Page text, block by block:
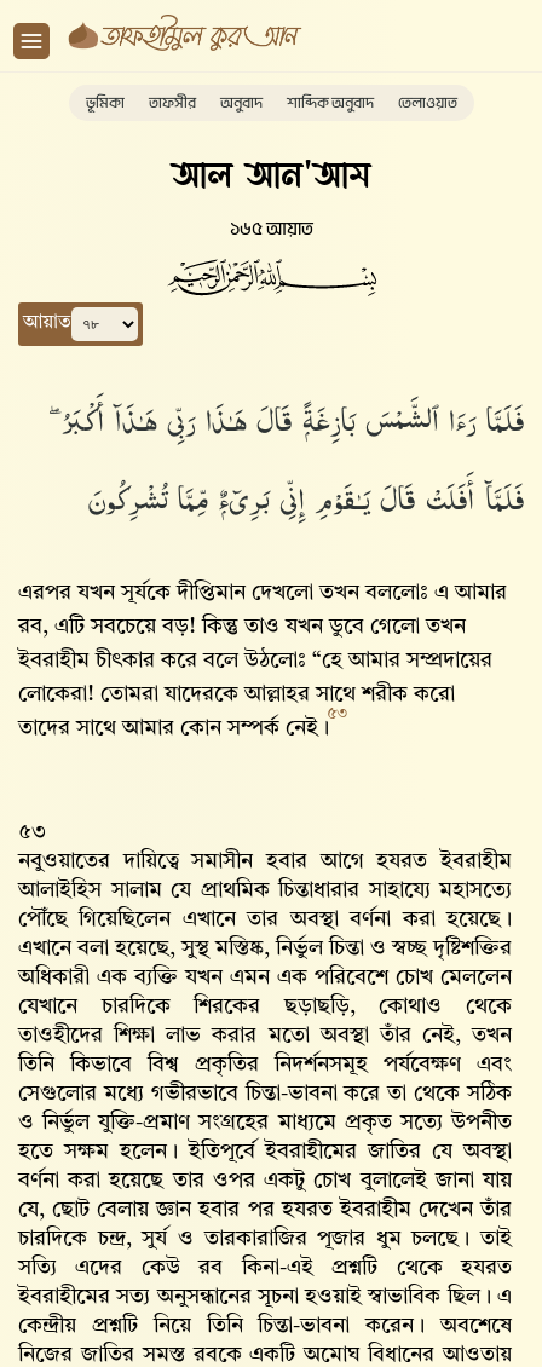
ভূমিকা তাফসীর অনুবাদ শাব্দিক অনুবাদ তেলাওয়াত
আল আন'আম
১৬৫ আয়াত
আয়াত
فَلَمَّا رَءَا ٱلشَّمْسَ بَازِغَةًۭ قَالَ هَـٰذَا رَبِّى هَـٰذَآ أَكْبَرُ ۖ
فَلَمَّآ أَفَلَتْ قَالَ يَـٰقَوْمِ إِنِّى بَرِىٓءٌۭ مِّمَّا تُشْرِكُونَ
এরপর যখন সূর্যকে দীপ্তিমান দেখলো তখন বললোঃ এ আমার
রব, এটি সবচেয়ে বড়! কিন্তু তাও যখন ডুবে গেলো তখন
ইবরাহীম চীৎকার করে বলে উঠলোঃ “হে আমার সম্প্রদায়ের
লোকেরা! তোমরা যাদেরকে আল্লাহর সাথে শরীক করো
তাদের সাথে আমার কোন সম্পর্ক নেই।
৫৩
৫৩
নবুওয়াতের দায়িত্বে সমাসীন হবার আগে হযরত ইবরাহীম
আলাইহিস সালাম যে প্রাথমিক চিন্তাধারার সাহায্যে মহাসত্যে
পৌঁছে গিয়েছিলেন এখানে তার অবস্থা বর্ণনা করা হয়েছে।
এখানে বলা হয়েছে, সুস্থ মস্তিষ্ক, নির্ভুল চিন্তা ও স্বচ্ছ দৃষ্টিশক্তির
অধিকারী এক ব্যক্তি যখন এমন এক পরিবেশে চোখ মেললেন
যেখানে চারদিকে শিরকের ছড়াছড়ি, কোথাও থেকে
তাওহীদের শিক্ষা লাভ করার মতো অবস্থা তাঁর নেই, তখন
তিনি কিভাবে বিশ্ব প্রকৃতির নিদর্শনসমূহ পর্যবেক্ষণ এবং
সেগুলোর মধ্যে গভীরভাবে চিন্তা-ভাবনা করে তা থেকে সঠিক
ও নির্ভুল যুক্তি-প্রমাণ সংগ্রহের মাধ্যমে প্রকৃত সত্যে উপনীত
হতে সক্ষম হলেন। ইতিপূর্বে ইবরাহীমের জাতির যে অবস্থা
বর্ণনা করা হয়েছে তার ওপর একটু চোখ বুলালেই জানা যায়
যে, ছোট বেলায় জ্ঞান হবার পর হযরত ইবরাহীম দেখেন তাঁর
চারদিকে চন্দ্র, সুর্য ও তারকারাজির পূজার ধুম চলছে। তাই
সত্যি এদের কেউ রব কিনা-এই প্রশ্নটি থেকে হযরত
ইবরাহীমের সত্য অনুসন্ধানের সূচনা হওয়াই স্বাভাবিক ছিল। এ
কেন্দ্রীয় প্রশ্নটি নিয়ে তিনি চিন্তা-ভাবনা করেন। অবশেষে
নিজের জাতির সমস্ত রবকে একটি অমোঘ বিধানের আওতায়